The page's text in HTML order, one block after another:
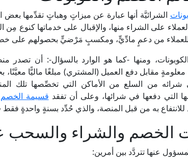
الشرائيَّة أنها عبارة عن ميزاتٍ وهباتٍ تقدِّمها بعض
على الشراء منها، والإقبال على خدماتها كنوع مِن
للعملاء من دعمٍ مادِّيٍّ، ومكسبٍ مَرْضيٍّ بحصولهم على
ومنها -كما هو الوارد بالسؤال-: أن تصدر
معلومةٍ مقابل دفع العميل (المشتري) مبلغًا ماليًّا
من السلع من الأماكن التي تخصِّصها تلك
التي دفعها في شرائها، وعلى أن تفقد قسيمة الخصم
به من قبل المنصة، والذي حُدِّد بسنةٍ واحدةٍ فقط
الخصم والشراء والسحب
عنها تتردَّد بين أمرين: